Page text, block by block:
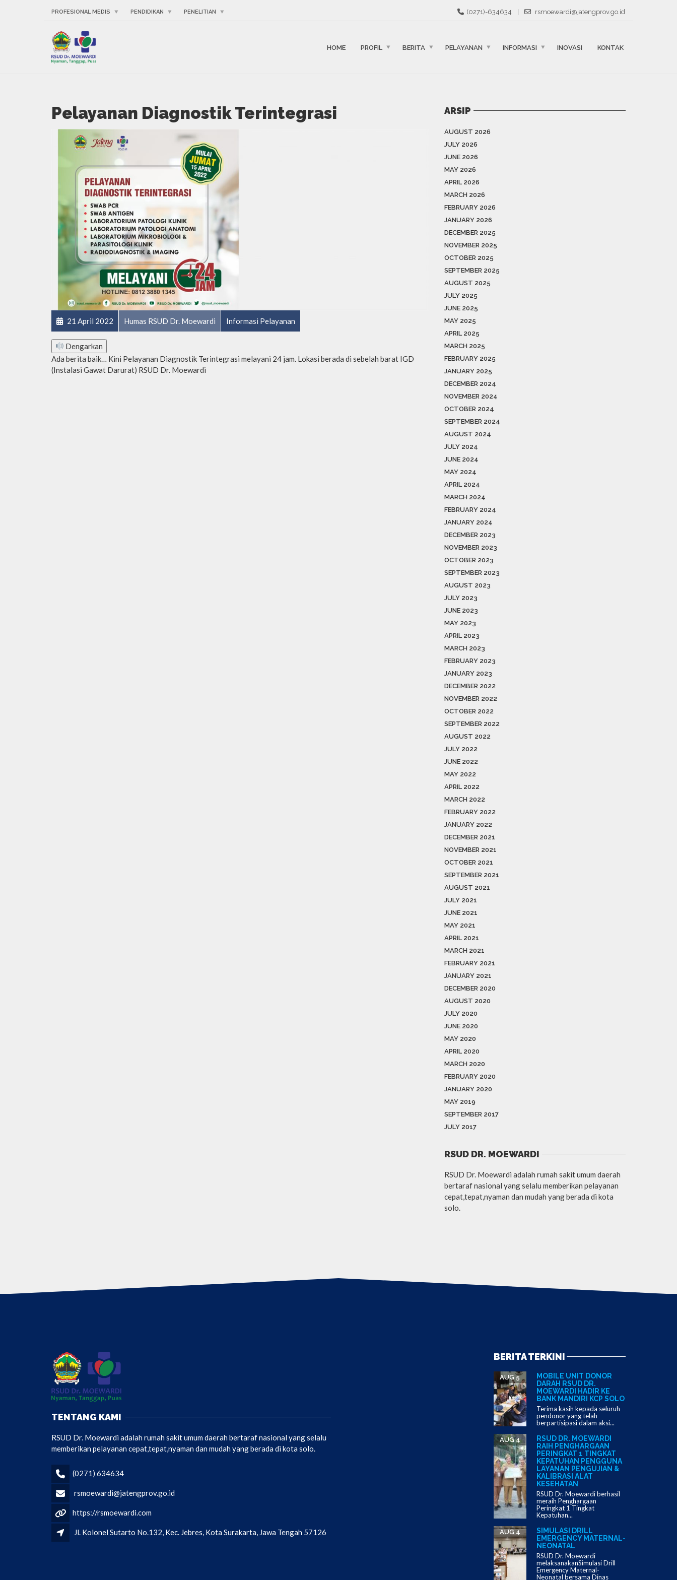
PROFESIONAL MEDIS PENDIDIKAN PENELITIAN (0271)-634634 rsmoewardi@jatengprov.go.id
HOME PROFIL BERITA PELAYANAN INFORMASI INOVASI KONTAK
Pelayanan Diagnostik Terintegrasi
21 April 2022 Humas RSUD Dr. Moewardi Informasi Pelayanan
Dengarkan
Ada berita baik… Kini Pelayanan Diagnostik Terintegrasi melayani 24 jam. Lokasi berada di sebelah barat IGD
(Instalasi Gawat Darurat) RSUD Dr. Moewardi
ARSIP
AUGUST 2026
JULY 2026
JUNE 2026
MAY 2026
APRIL 2026
MARCH 2026
FEBRUARY 2026
JANUARY 2026
DECEMBER 2025
NOVEMBER 2025
OCTOBER 2025
SEPTEMBER 2025
AUGUST 2025
JULY 2025
JUNE 2025
MAY 2025
APRIL 2025
MARCH 2025
FEBRUARY 2025
JANUARY 2025
DECEMBER 2024
NOVEMBER 2024
OCTOBER 2024
SEPTEMBER 2024
AUGUST 2024
JULY 2024
JUNE 2024
MAY 2024
APRIL 2024
MARCH 2024
FEBRUARY 2024
JANUARY 2024
DECEMBER 2023
NOVEMBER 2023
OCTOBER 2023
SEPTEMBER 2023
AUGUST 2023
JULY 2023
JUNE 2023
MAY 2023
APRIL 2023
MARCH 2023
FEBRUARY 2023
JANUARY 2023
DECEMBER 2022
NOVEMBER 2022
OCTOBER 2022
SEPTEMBER 2022
AUGUST 2022
JULY 2022
JUNE 2022
MAY 2022
APRIL 2022
MARCH 2022
FEBRUARY 2022
JANUARY 2022
DECEMBER 2021
NOVEMBER 2021
OCTOBER 2021
SEPTEMBER 2021
AUGUST 2021
JULY 2021
JUNE 2021
MAY 2021
APRIL 2021
MARCH 2021
FEBRUARY 2021
JANUARY 2021
DECEMBER 2020
AUGUST 2020
JULY 2020
JUNE 2020
MAY 2020
APRIL 2020
MARCH 2020
FEBRUARY 2020
JANUARY 2020
MAY 2019
SEPTEMBER 2017
JULY 2017
RSUD DR. MOEWARDI
RSUD Dr. Moewardi adalah rumah sakit umum daerah
bertaraf nasional yang selalu memberikan pelayanan
cepat,tepat,nyaman dan mudah yang berada di kota
solo.
TENTANG KAMI
RSUD Dr. Moewardi adalah rumah sakit umum daerah bertaraf nasional yang selalu
memberikan pelayanan cepat,tepat,nyaman dan mudah yang berada di kota solo.
(0271) 634634
rsmoewardi@jatengprov.go.id
https://rsmoewardi.com
Jl. Kolonel Sutarto No.132, Kec. Jebres, Kota Surakarta, Jawa Tengah 57126
BERITA TERKINI
MOBILE UNIT DONOR
DARAH RSUD DR.
MOEWARDI HADIR KE
BANK MANDIRI KCP SOLO
AUG 5
Terima kasih kepada seluruh
pendonor yang telah
berpartisipasi dalam aksi...
RSUD DR. MOEWARDI
RAIH PENGHARGAAN
PERINGKAT 1 TINGKAT
KEPATUHAN PENGGUNA
LAYANAN PENGUJIAN &
KALIBRASI ALAT
KESEHATAN
AUG 4
RSUD Dr. Moewardi berhasil
meraih Penghargaan
Peringkat 1 Tingkat
Kepatuhan...
SIMULASI DRILL
EMERGENCY MATERNAL-
NEONATAL
AUG 4
RSUD Dr. Moewardi
melaksanakanSimulasi Drill
Emergency Maternal-
Neonatal bersama Dinas